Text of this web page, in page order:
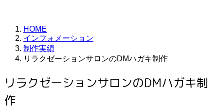
HOME
インフォメーション
制作実績
リラクゼーションサロンのDMハガキ制作
リラクゼーションサロンのDMハガキ制
作